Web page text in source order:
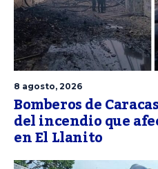
8 agosto, 2026
Bomberos de
del incendio que
en El Llanito